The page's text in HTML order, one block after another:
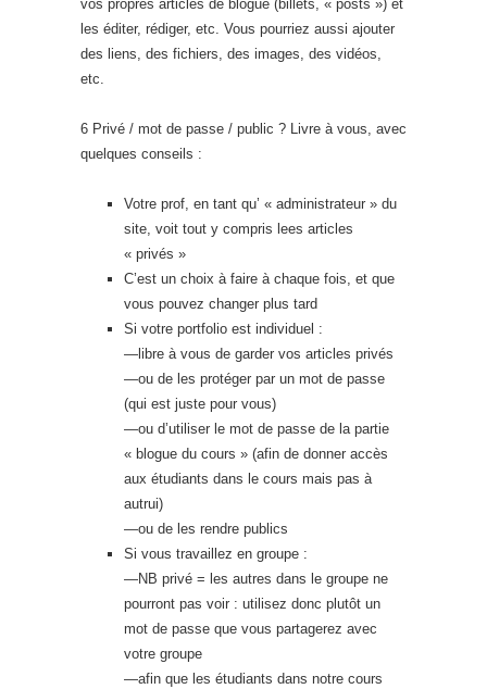
vos propres articles de blogue (billets, « posts ») et
les éditer, rédiger, etc. Vous pourriez aussi ajouter
des liens, des fichiers, des images, des vidéos,
etc.
6 Privé / mot de passe / public ? Livre à vous, avec
quelques conseils :
Votre prof, en tant qu’ « administrateur » du
site, voit tout y compris lees articles
« privés »
C’est un choix à faire à chaque fois, et que
vous pouvez changer plus tard
Si votre portfolio est individuel :
—libre à vous de garder vos articles privés
—ou de les protéger par un mot de passe
(qui est juste pour vous)
—ou d’utiliser le mot de passe de la partie
« blogue du cours » (afin de donner accès
aux étudiants dans le cours mais pas à
autrui)
—ou de les rendre publics
Si vous travaillez en groupe :
—NB privé = les autres dans le groupe ne
pourront pas voir : utilisez donc plutôt un
mot de passe que vous partagerez avec
votre groupe
—afin que les étudiants dans notre cours